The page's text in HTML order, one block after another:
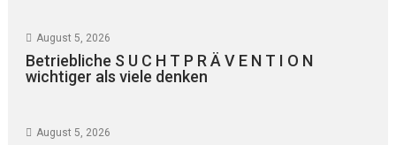
August 5, 2026
Betriebliche S U C H T P R Ä V E N T I O N
wichtiger als viele denken
August 5, 2026